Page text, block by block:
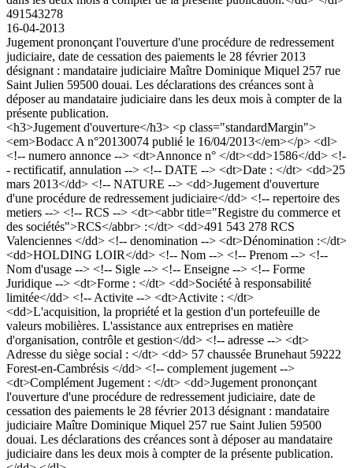
491543278
16-04-2013
Jugement prononçant l'ouverture d'une procédure de redressement
judiciaire, date de cessation des paiements le 28 février 2013
désignant : mandataire judiciaire Maître Dominique Miquel 257 rue
Saint Julien 59500 douai. Les déclarations des créances sont à
déposer au mandataire judiciaire dans les deux mois à compter de la
présente publication.
<h3>Jugement d'ouverture</h3> <p class="standardMargin">
<em>Bodacc A n°20130074 publié le 16/04/2013</em></p> <dl>
<!-- numero annonce --> <dt>Annonce n° </dt><dd>1586</dd> <!-
- rectificatif, annulation --> <!-- DATE --> <dt>Date : </dt> <dd>25
mars 2013</dd> <!-- NATURE --> <dd>Jugement d'ouverture
d'une procédure de redressement judiciaire</dd> <!-- repertoire des
metiers --> <!-- RCS --> <dt><abbr title="Registre du commerce et
des sociétés">RCS</abbr> :</dt> <dd>491 543 278 RCS
Valenciennes </dd> <!-- denomination --> <dt>Dénomination :</dt>
<dd>HOLDING LOIR</dd> <!-- Nom --> <!-- Prenom --> <!--
Nom d'usage --> <!-- Sigle --> <!-- Enseigne --> <!-- Forme
Juridique --> <dt>Forme : </dt> <dd>Société à responsabilité
limitée</dd> <!-- Activite --> <dt>Activite : </dt>
<dd>L'acquisition, la propriété et la gestion d'un portefeuille de
valeurs mobilières. L'assistance aux entreprises en matière
d'organisation, contrôle et gestion</dd> <!-- adresse --> <dt>
Adresse du siège social : </dt> <dd> 57 chaussée Brunehaut 59222
Forest-en-Cambrésis </dd> <!-- complement jugement -->
<dt>Complément Jugement : </dt> <dd>Jugement prononçant
l'ouverture d'une procédure de redressement judiciaire, date de
cessation des paiements le 28 février 2013 désignant : mandataire
judiciaire Maître Dominique Miquel 257 rue Saint Julien 59500
douai. Les déclarations des créances sont à déposer au mandataire
judiciaire dans les deux mois à compter de la présente publication.